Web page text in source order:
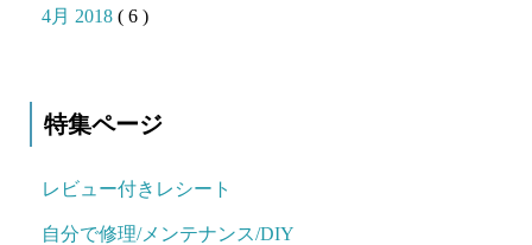
4月 2018( 6 )
特集ページ
レビュー付きレシート
自分で修理/メンテナンス/DIY